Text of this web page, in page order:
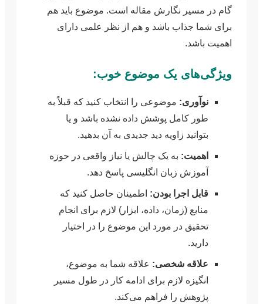
گام در مسیر نگارش مقاله است. موضوع باید هم
برای شما جذاب باشد و هم از نظر علمی دارای
اهمیت باشد.
ویژگی‌های یک موضوع خوب:
نوآوری:موضوعی را انتخاب کنید که قبلاً به
طور کامل پوشش داده نشده باشد و یا
بتوانید زاویه دید جدیدی به آن بدهید.
اهمیت:به یک چالش یا نیاز واقعی در حوزه
آموزش زبان انگلیسی پاسخ دهد.
قابل اجرا بودن:اطمینان حاصل کنید که
منابع (زمان، داده، ابزار) لازم برای انجام
تحقیق در مورد این موضوع را در اختیار
دارید.
علاقه شخصی:علاقه شما به موضوع،
انگیزه لازم برای ادامه کار در طول مسیر
پژوهش را فراهم می‌کند.